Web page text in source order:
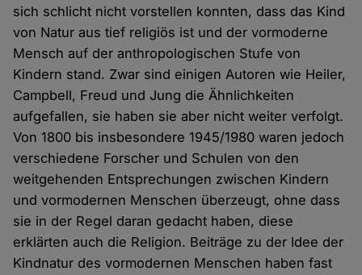
sich schlicht nicht vorstellen konnten, dass das Kind
von Natur aus tief religiös ist und der vormoderne
Mensch auf der anthropologischen Stufe von
Kindern stand. Zwar sind einigen Autoren wie Heiler,
Campbell, Freud und Jung die Ähnlichkeiten
aufgefallen, sie haben sie aber nicht weiter verfolgt.
Von 1800 bis insbesondere 1945/1980 waren jedoch
verschiedene Forscher und Schulen von den
weitgehenden Entsprechungen zwischen Kindern
und vormodernen Menschen überzeugt, ohne dass
sie in der Regel daran gedacht haben, diese
erklärten auch die Religion. Beiträge zu der Idee der
Kindnatur des vormodernen Menschen haben fast